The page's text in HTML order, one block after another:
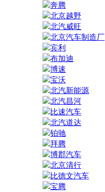
奔腾
北京越野
北汽威旺
北京汽车制造厂
宾利
布加迪
博速
宝沃
北汽新能源
北汽昌河
比速汽车
北汽道达
铂驰
拜腾
博郡汽车
北京清行
比德文汽车
宝腾